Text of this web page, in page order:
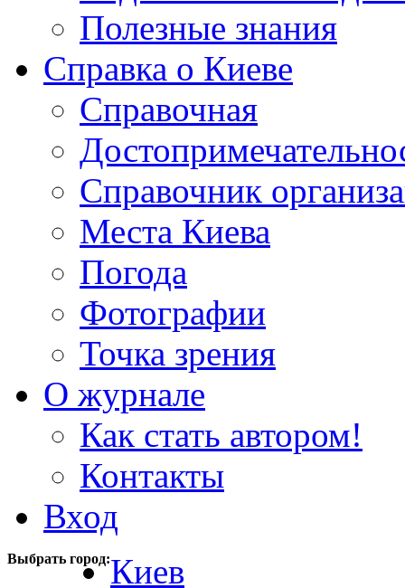
Полезные знания
Справка о Киеве
Справочная
Справочник
Места Киева
Погода
Фотографии
Точка зрения
О журнале
Как стать автором!
Контакты
Вход
Выбрать город:Киев